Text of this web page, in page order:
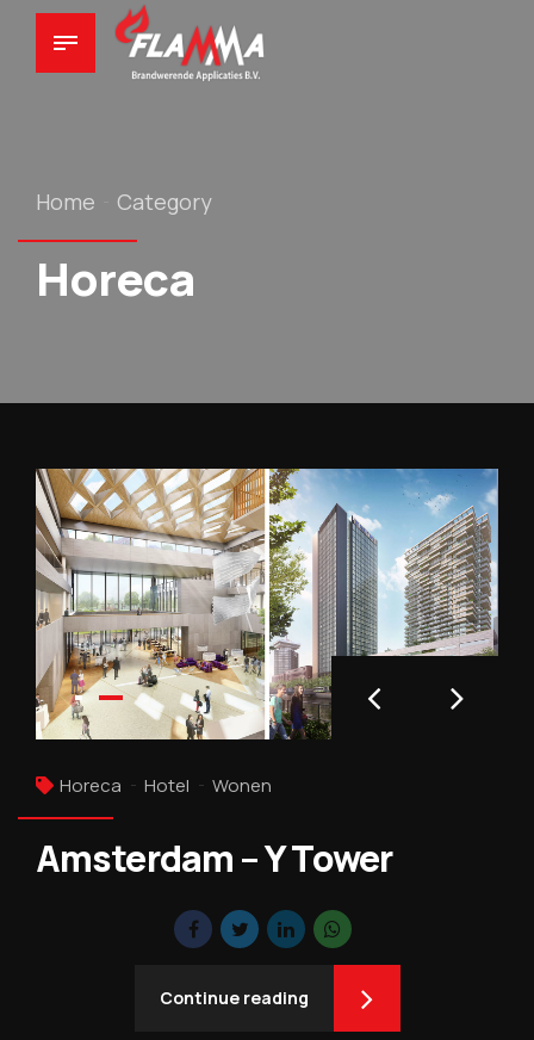
Home Category
Horeca
Horeca Hotel Wonen
Amsterdam – Y Tower
Continue reading